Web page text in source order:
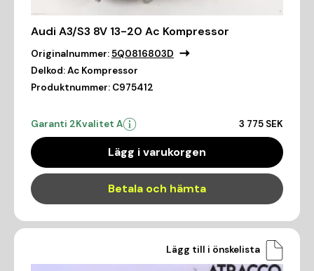
Audi A3/S3 8V 13-20 Ac Kompressor
Originalnummer:5Q0816803D
Delkod:Ac Kompressor
Produktnummer: C975412
Garanti 2Kvalitet A 3 775 SEK
Lägg i varukorgen
Betala och hämta
Lägg till i önskelista